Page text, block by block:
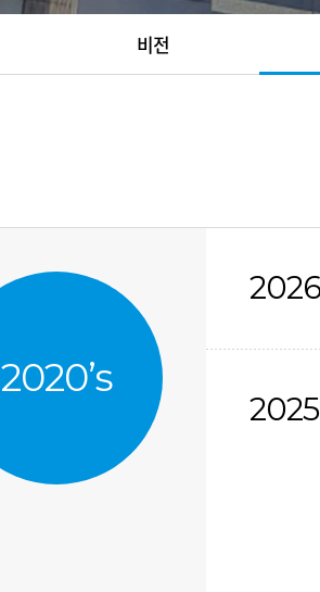
비전
2020’s
2026
2025